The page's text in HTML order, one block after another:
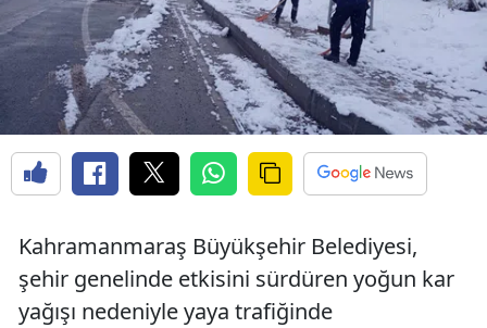
Kahramanmaraş Büyükşehir Belediyesi,
şehir genelinde etkisini sürdüren yoğun kar
yağışı nedeniyle yaya trafiğinde